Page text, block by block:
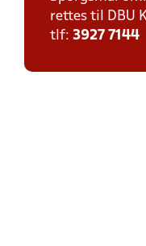
rettes til DBU
tlf: 3927 7144